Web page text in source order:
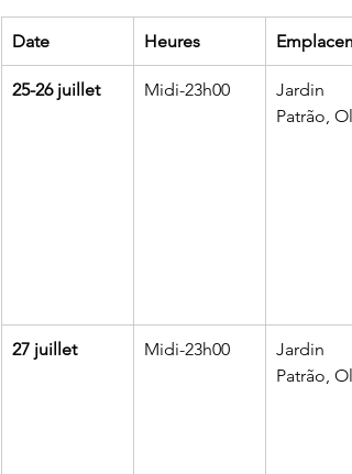
Date Heures
25-26 juillet Midi-23h00
Jardin
Patrão,
27 juillet Midi-23h00
Jardin
Patrão,